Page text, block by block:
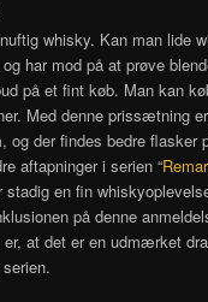
whisky. Kan man lide
har mod på at prøve
på et fint køb. Man kan
Med denne prissætning
og der findes bedre flasker
aftapninger i serien “
stadig en fin
på denne
at det er en udmærket